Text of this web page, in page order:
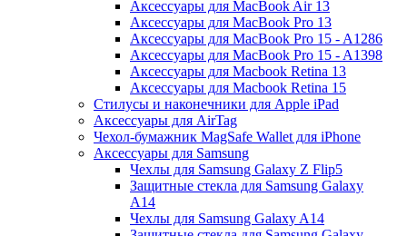
Аксессуары для MacBook Air 13
Аксессуары для MacBook Pro 13
Аксессуары для MacBook Pro 15 - A1286
Аксессуары для MacBook Pro 15 - A1398
Аксессуары для Macbook Retina 13
Аксессуары для Macbook Retina 15
Стилусы и наконечники для Apple iPad
Аксессуары для AirTag
Чехол-бумажник MagSafe Wallet для iPhone
Аксессуары для Samsung
Чехлы для Samsung Galaxy Z Flip5
Защитные стекла для Samsung Galaxy
A14
Чехлы для Samsung Galaxy A14